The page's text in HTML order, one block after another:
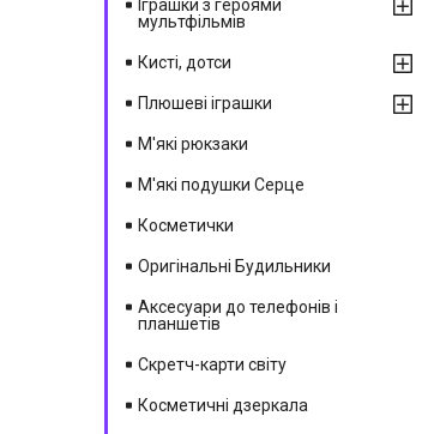
Іграшки з героями
мультфільмів
Кисті, дотси
Плюшеві іграшки
М'які рюкзаки
М'які подушки Серце
Косметички
Оригінальні Будильники
Аксесуари до телефонів і
планшетів
Скретч-карти світу
Косметичні дзеркала